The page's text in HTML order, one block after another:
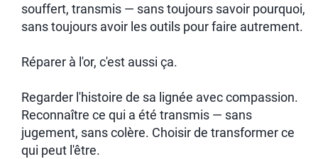
souffert, transmis — sans toujours savoir pourquoi,
sans toujours avoir les outils pour faire autrement.
Réparer à l'or, c'est aussi ça.
Regarder l'histoire de sa lignée avec compassion.
Reconnaître ce qui a été transmis — sans
jugement, sans colère. Choisir de transformer ce
qui peut l'être.